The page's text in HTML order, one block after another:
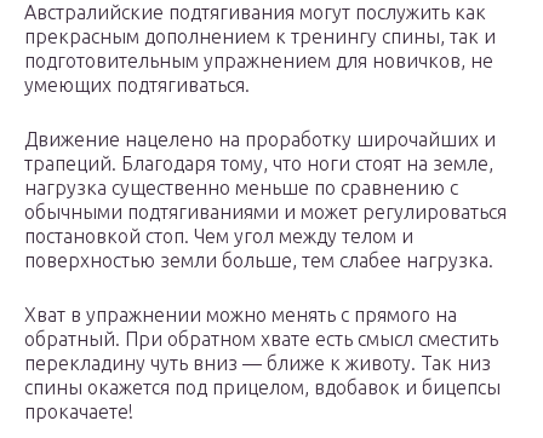
Австралийские подтягивания могут послужить как
прекрасным дополнением к тренингу спины, так и
подготовительным упражнением для новичков, не
умеющих подтягиваться.
Движение нацелено на проработку широчайших и
трапеций. Благодаря тому, что ноги стоят на земле,
нагрузка существенно меньше по сравнению с
обычными подтягиваниями и может регулироваться
постановкой стоп. Чем угол между телом и
поверхностью земли больше, тем слабее нагрузка.
Хват в упражнении можно менять с прямого на
обратный. При обратном хвате есть смысл сместить
перекладину чуть вниз — ближе к животу. Так низ
спины окажется под прицелом, вдобавок и бицепсы
прокачаете!